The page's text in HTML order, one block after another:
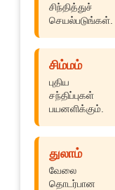
சிந்தித்துச்
செயல்படுங்கள்.
சிம்மம்
புதிய
சந்திப்புகள்
பயனளிக்கும்.
துலாம்
வேலை
தொடர்பான